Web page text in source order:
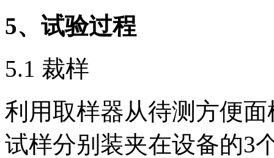
5、试验过程
5.1 裁样
利用取样器从待测方便
试样分别装夹在设备的3